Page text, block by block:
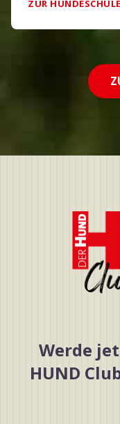
ZUR HUNDESCHULE
Werde
HUND